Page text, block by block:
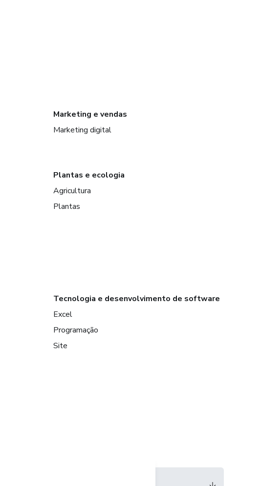
Marketing e vendas
Marketing digital
Plantas e ecologia
Agricultura
Plantas
Tecnologia e desenvolvimento de software
Excel
Programação
Site